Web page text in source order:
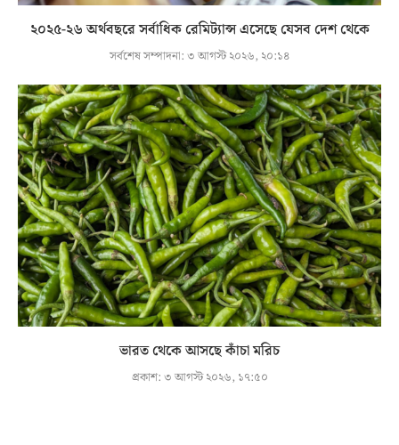
২০২৫-২৬ অর্থবছরে সর্বাধিক রেমিট্যান্স এসেছে যেসব দেশ থেকে
সর্বশেষ সম্পাদনা:৩ আগস্ট ২০২৬, ২০:১৪
ভারত থেকে আসছে কাঁচা মরিচ
প্রকাশ:৩ আগস্ট ২০২৬, ১৭:৫০